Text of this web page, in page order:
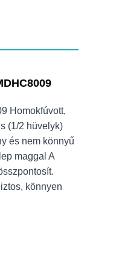
Homokfúvott,
(1/2 hüvelyk)
és nem könnyű
maggal A
könnyen